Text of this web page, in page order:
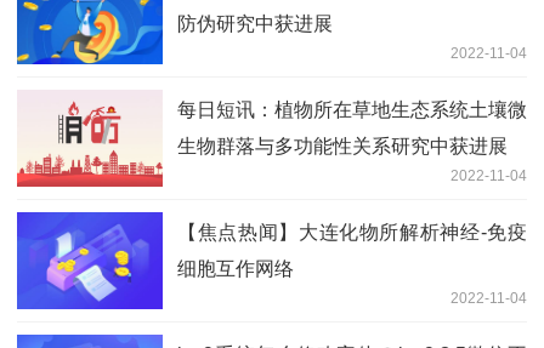
防伪研究中获进展
2022-11-04
每日短讯：植物所在草地生态系统土壤微
生物群落与多功能性关系研究中获进展
2022-11-04
【焦点热闻】大连化物所解析神经-免疫
细胞互作网络
2022-11-04